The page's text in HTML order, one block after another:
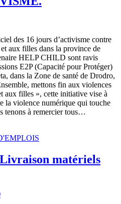
des 16 jours d’activisme contre
aux filles dans la province de
HELP CHILD sont ravis
E2P (Capacité pour Protéger)
dans la Zone de santé de Drodro,
mettons fin aux violences
aux filles », cette initiative vise à
la violence numérique qui touche
tenons à remercier tous…
matériels